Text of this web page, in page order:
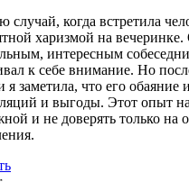
случай, когда встретила
харизмой на
интересным
к себе внимание. Но
я заметила, что его обаяние
и выгоды. Этот опыт
и не доверять только на